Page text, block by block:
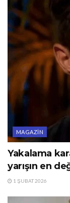
MAGAZIN
Yakalama
yarışın en
1 ŞUBAT 2026